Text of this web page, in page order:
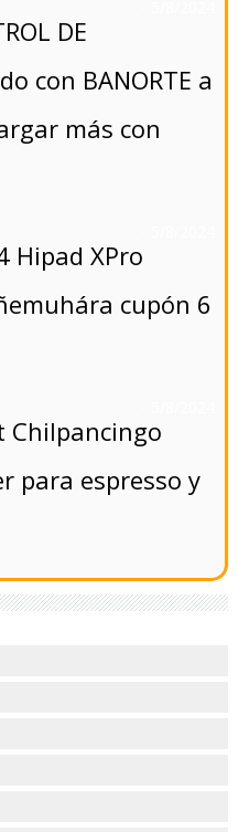
DE
con BANORTE a
más con
Hipad XPro
cupón 6
Chilpancingo
para espresso y